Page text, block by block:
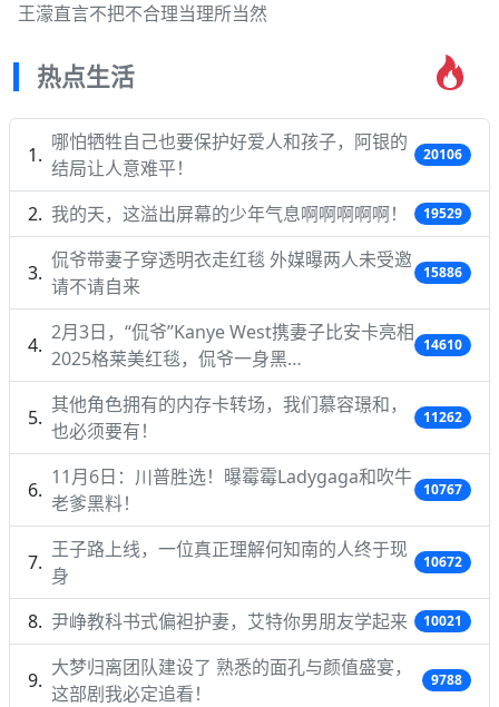
王濛直言不把不合理当理所当然
热点生活
哪怕牺牲自己也要保护好爱人和孩子，阿银的
结局让人意难平！
20106
我的天，这溢出屏幕的少年气息啊啊啊啊啊！ 19529
侃爷带妻子穿透明衣走红毯 外媒曝两人未受邀
请不请自来
15886
2月3日，“侃爷”Kanye West携妻子比安卡亮相
2025格莱美红毯，侃爷一身黑…
14610
其他角色拥有的内存卡转场，我们慕容璟和，
也必须要有！
11262
11月6日：川普胜选！曝霉霉Ladygaga和吹牛
老爹黑料！
10767
王子路上线，一位真正理解何知南的人终于现
身
10672
尹峥教科书式偏袒护妻，艾特你男朋友学起来 10021
大梦归离团队建设了 熟悉的面孔与颜值盛宴，
这部剧我必定追看！
9788